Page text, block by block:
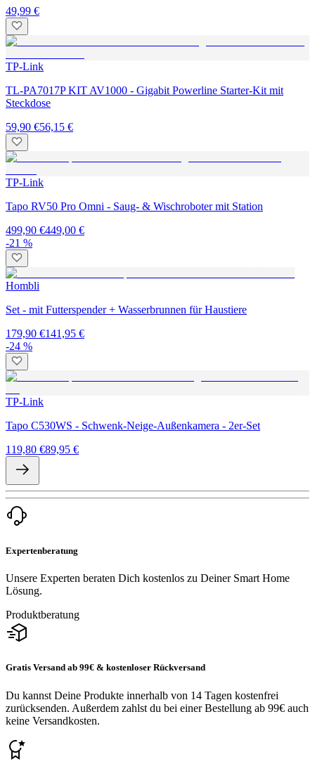
49,99 €
TP-Link
TL-PA7017P KIT AV1000 - Gigabit Powerline Starter-Kit mit
Steckdose
59,90 €56,15 €
TP-Link
Tapo RV50 Pro Omni - Saug- & Wischroboter mit Station
499,90 €449,00 €
-21 %
Hombli
Set - mit Futterspender + Wasserbrunnen für Haustiere
179,90 €141,95 €
-24 %
TP-Link
Tapo C530WS - Schwenk-Neige-Außenkamera - 2er-Set
119,80 €89,95 €
Expertenberatung
Unsere Experten beraten Dich kostenlos zu Deiner Smart Home
Lösung.
Produktberatung
Gratis Versand ab 99€ & kostenloser Rückversand
Du kannst Deine Produkte innerhalb von 14 Tagen kostenfrei
zurücksenden. Außerdem zahlst du bei einer Bestellung ab 99€ auch
keine Versandkosten.